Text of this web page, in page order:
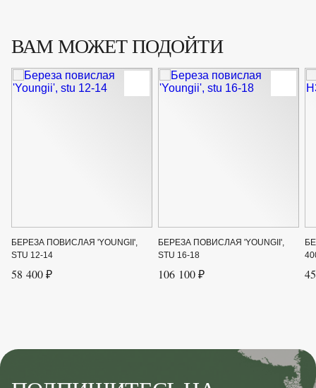
ВАМ МОЖЕТ ПОДОЙТИ
БЕРЕЗА ПОВИСЛАЯ 'YOUNGII',
STU 12-14
58 400 ₽
БЕРЕЗА ПОВИСЛАЯ 'YOUNGII',
STU 16-18
106 100 ₽